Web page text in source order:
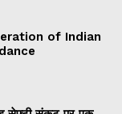
of Indian